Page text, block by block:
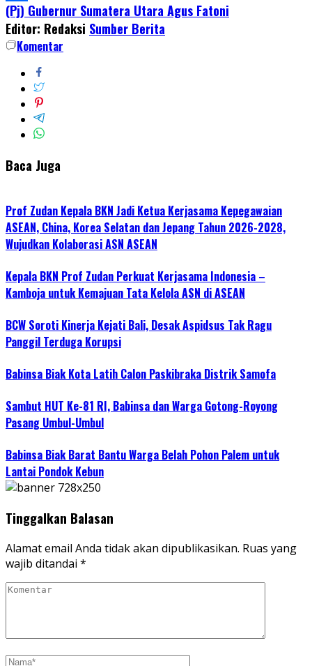
Share
(Pj) Gubernur Sumatera Utara Agus Fatoni
Editor: Redaksi Sumber Berita
Komentar
Baca Juga
Prof Zudan Kepala BKN Jadi Ketua Kerjasama Kepegawaian
ASEAN, China, Korea Selatan dan Jepang Tahun 2026-2028,
Wujudkan Kolaborasi ASN ASEAN
Kepala BKN Prof Zudan Perkuat Kerjasama Indonesia –
Kamboja untuk Kemajuan Tata Kelola ASN di ASEAN
BCW Soroti Kinerja Kejati Bali, Desak Aspidsus Tak Ragu
Panggil Terduga Korupsi
Babinsa Biak Kota Latih Calon Paskibraka Distrik Samofa
Sambut HUT Ke-81 RI, Babinsa dan Warga Gotong-Royong
Pasang Umbul-Umbul
Babinsa Biak Barat Bantu Warga Belah Pohon Palem untuk
Lantai Pondok Kebun
Tinggalkan Balasan
Alamat email Anda tidak akan dipublikasikan. Ruas yang
wajib ditandai *